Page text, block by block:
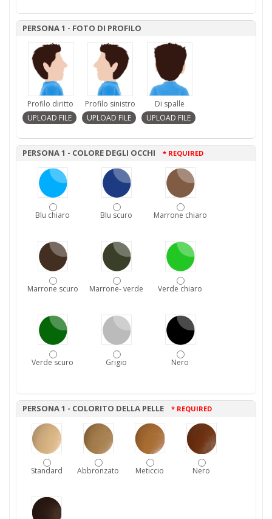
PERSONA 1 - FOTO DI PROFILO
Profilo diritto Profilo sinistro Di spalle
PERSONA 1 - COLORE DEGLI OCCHI * REQUIRED
Blu chiaro Blu scuro Marrone chiaro
Marrone scuro Marrone- verde Verde chiaro
Verde scuro Grigio Nero
PERSONA 1 - COLORITO DELLA PELLE * REQUIRED
Standard Abbronzato Meticcio Nero